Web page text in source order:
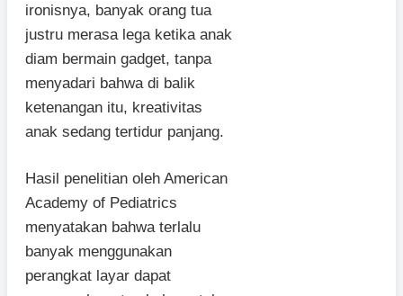
ironisnya, banyak orang tua
justru merasa lega ketika anak
diam bermain gadget, tanpa
menyadari bahwa di balik
ketenangan itu, kreativitas
anak sedang tertidur panjang.
Hasil penelitian oleh American
Academy of Pediatrics
menyatakan bahwa terlalu
banyak menggunakan
perangkat layar dapat